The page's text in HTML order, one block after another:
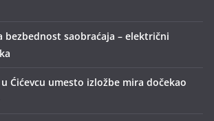
bezbednost saobraćaja – električni
Ćićevcu umesto izložbe mira dočekao